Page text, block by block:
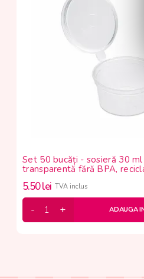
Set 50 bucăți - sosieră 30 ml
transparentă fără BPA,
5.50lei TVA inclus
ADAUGA